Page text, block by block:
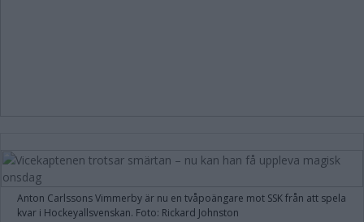
Anton Carlssons Vimmerby är nu en tvåpoängare mot SSK från att spela
kvar i Hockeyallsvenskan. Foto: Rickard Johnston